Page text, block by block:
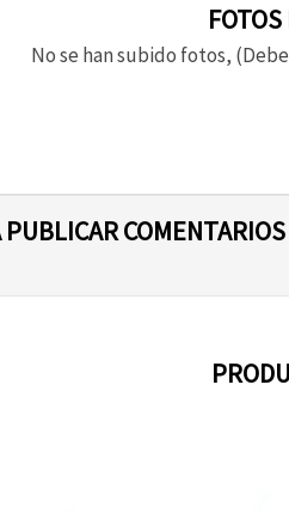
No se han subido fotos,
COMENTARIOS